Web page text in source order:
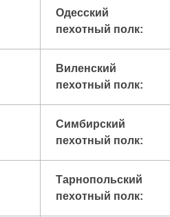
Одесский
пехотный полк:
Виленский
пехотный полк:
Симбирский
пехотный полк:
Тарнопольский
пехотный полк: